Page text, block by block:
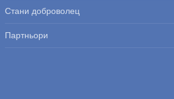
Стани доброволец
Партньори